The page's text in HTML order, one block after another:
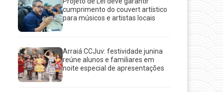
cumprimento do couvert artístico
para músicos e artistas locais
Arraiá CCJuv: festividade junina
reúne alunos e familiares em
noite especial de apresentações